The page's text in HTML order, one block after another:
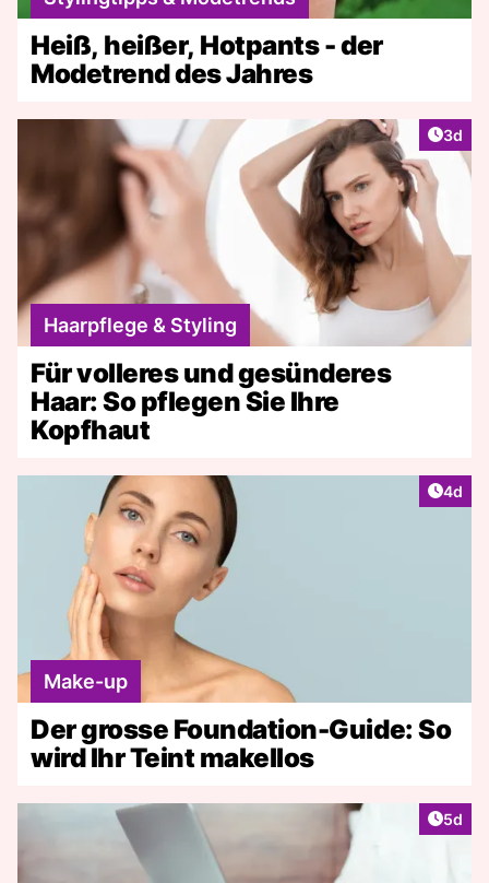
Heiß, heißer, Hotpants - der
Modetrend des Jahres
3d
Haarpflege & Styling
Für volleres und gesünderes
Haar: So pflegen Sie Ihre
Kopfhaut
4d
Make-up
Der grosse Foundation-Guide: So
wird Ihr Teint makellos
5d